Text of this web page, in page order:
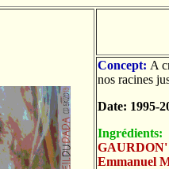
Concept: A
nos racines
Date: 1995-
Ingrédients:
GAURDON'
Emmanuel